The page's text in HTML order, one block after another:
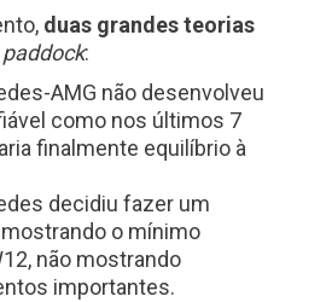
duas grandes teorias
paddock:
AMG não desenvolveu
como nos últimos 7
finalmente equilíbrio à
decidiu fazer um
mostrando o mínimo
não mostrando
importantes.